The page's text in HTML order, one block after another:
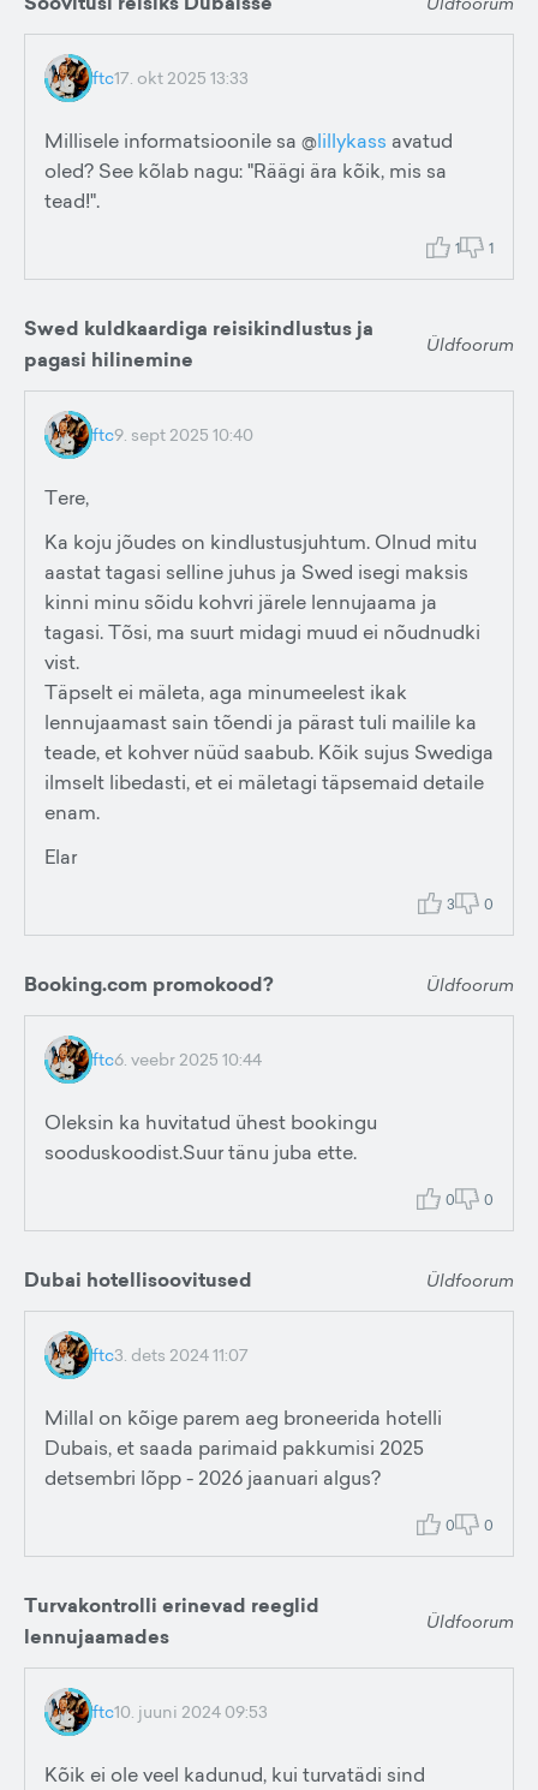
ftc17. okt 2025 13:33
Millisele informatsioonile sa @lillykass avatud
oled? See kõlab nagu: "Räägi ära kõik, mis sa
tead!".
1 1
Swed kuldkaardiga reisikindlustus ja
pagasi hilinemine
Üldfoorum
ftc9. sept 2025 10:40
Tere,
Ka koju jõudes on kindlustusjuhtum. Olnud mitu
aastat tagasi selline juhus ja Swed isegi maksis
kinni minu sõidu kohvri järele lennujaama ja
tagasi. Tõsi, ma suurt midagi muud ei nõudnudki
vist.
Täpselt ei mäleta, aga minumeelest ikak
lennujaamast sain tõendi ja pärast tuli mailile ka
teade, et kohver nüüd saabub. Kõik sujus Swediga
ilmselt libedasti, et ei mäletagi täpsemaid detaile
enam.
Elar
3 0
Booking.com promokood? Üldfoorum
ftc6. veebr 2025 10:44
Oleksin ka huvitatud ühest bookingu
sooduskoodist.Suur tänu juba ette.
0 0
Dubai hotellisoovitused Üldfoorum
ftc3. dets 2024 11:07
Millal on kõige parem aeg broneerida hotelli
Dubais, et saada parimaid pakkumisi 2025
detsembri lõpp - 2026 jaanuari algus?
0 0
Turvakontrolli erinevad reeglid
lennujaamades
Üldfoorum
ftc10. juuni 2024 09:53
Kõik ei ole veel kadunud, kui turvatädi sind